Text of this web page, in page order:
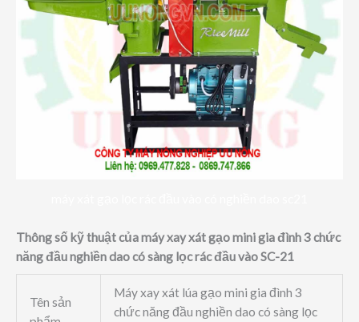
Thông số kỹ thuật của máy xay xát gạo mini gia đình 3 chức
năng đầu nghiền dao có sàng lọc rác đầu vào SC-21
Tên sản
Máy xay xát lúa gạo mini gia đình 3
chức năng đầu nghiền dao có sàng lọc